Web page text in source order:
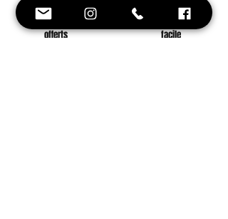
Frais d'envoi
offerts
Retour
facile